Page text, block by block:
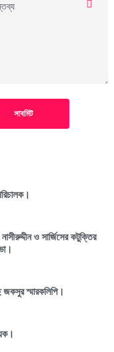
সাবমিট
ও সার্জিসের কটুক্তির
জকসুর স্মারকলিপি।